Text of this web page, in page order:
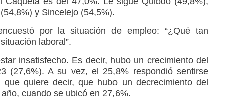
y Sincelejo (54,5%).
por la situación de empleo: “¿Qué tan
laboral”.
insatisfecho. Es decir, hubo un crecimiento del
(27,6%). A su vez, el 25,8% respondió sentirse
que quiere decir, que hubo un decrecimiento del
cuando se ubicó en 27,6%.